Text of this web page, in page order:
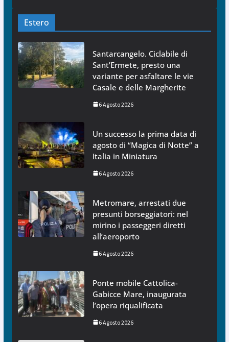
Estero
Santarcangelo. Ciclabile di
Sant’Ermete, presto una
variante per asfaltare le vie
Casale e delle Margherite
6 Agosto 2026
Un successo la prima data di
agosto di “Magica di Notte” a
Italia in Miniatura
6 Agosto 2026
Metromare, arrestati due
presunti borseggiatori: nel
mirino i passeggeri diretti
all’aeroporto
6 Agosto 2026
Ponte mobile Cattolica-
Gabicce Mare, inaugurata
l’opera riqualificata
6 Agosto 2026